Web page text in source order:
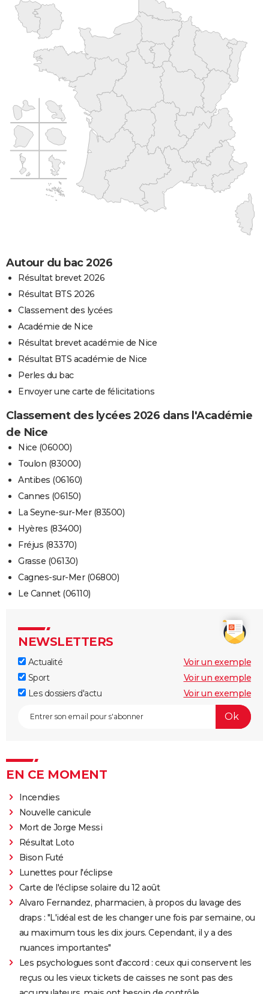
Autour du bac 2026
Résultat brevet 2026
Résultat BTS 2026
Classement des lycées
Académie de Nice
Résultat brevet académie de Nice
Résultat BTS académie de Nice
Perles du bac
Envoyer une carte de félicitations
Classement des lycées 2026 dans l'Académie
de Nice
Nice (06000)
Toulon (83000)
Antibes (06160)
Cannes (06150)
La Seyne-sur-Mer (83500)
Hyères (83400)
Fréjus (83370)
Grasse (06130)
Cagnes-sur-Mer (06800)
Le Cannet (06110)
NEWSLETTERS
Actualité
Voir un exemple
Sport
Voir un exemple
Les dossiers d'actu
Voir un exemple
EN CE MOMENT
Incendies
Nouvelle canicule
Mort de Jorge Messi
Résultat Loto
Bison Futé
Lunettes pour l'éclipse
Carte de l'éclipse solaire du 12 août
Alvaro Fernandez, pharmacien, à propos du lavage des
draps : "L'idéal est de les changer une fois par semaine, ou
au maximum tous les dix jours. Cependant, il y a des
nuances importantes"
Les psychologues sont d'accord : ceux qui conservent les
reçus ou les vieux tickets de caisses ne sont pas des